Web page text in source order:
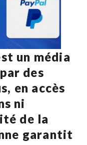
un média
des
en accès
ni
de la
garantit